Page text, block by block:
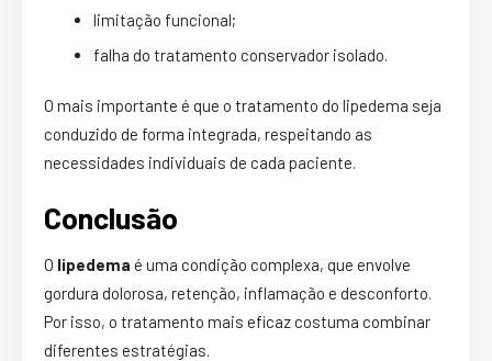
limitação funcional;
falha do tratamento conservador isolado.
O mais importante é que o tratamento do lipedema seja
conduzido de forma integrada, respeitando as
necessidades individuais de cada paciente.
Conclusão
O lipedema é uma condição complexa, que envolve
gordura dolorosa, retenção, inflamação e desconforto.
Por isso, o tratamento mais eficaz costuma combinar
diferentes estratégias.